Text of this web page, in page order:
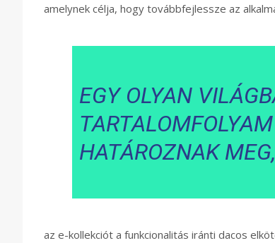
amelynek célja, hogy továbbfejlessze az
EGY OLYAN
HATÁROZNAK MEG,
az e-kollekciót a funkcionalitás iránti dacos